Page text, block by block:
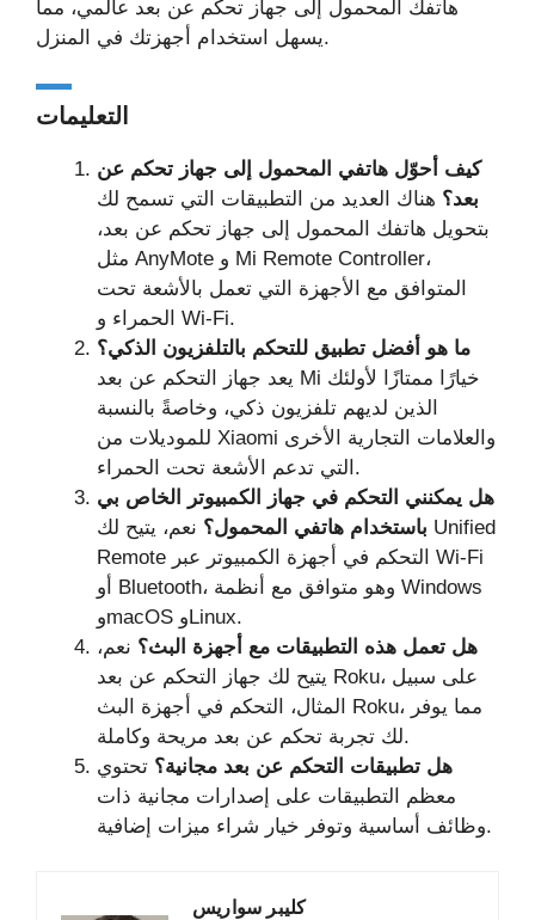
هاتفك المحمول إلى جهاز تحكم عن بعد عالمي، مما
يسهل استخدام أجهزتك في المنزل.
التعليمات
كيف أحوّل هاتفي المحمول إلى جهاز تحكم عن
بعد؟ هناك العديد من التطبيقات التي تسمح لك
بتحويل هاتفك المحمول إلى جهاز تحكم عن بعد،
مثل AnyMote و Mi Remote Controller،
المتوافق مع الأجهزة التي تعمل بالأشعة تحت
الحمراء و Wi-Fi.
ما هو أفضل تطبيق للتحكم بالتلفزيون الذكي؟
يعد جهاز التحكم عن بعد Mi خيارًا ممتازًا لأولئك
الذين لديهم تلفزيون ذكي، وخاصةً بالنسبة
للموديلات من Xiaomi والعلامات التجارية الأخرى
التي تدعم الأشعة تحت الحمراء.
هل يمكنني التحكم في جهاز الكمبيوتر الخاص بي
باستخدام هاتفي المحمول؟ نعم، يتيح لك Unified
Remote التحكم في أجهزة الكمبيوتر عبر Wi-Fi
أو Bluetooth، وهو متوافق مع أنظمة Windows
وmacOS وLinux.
هل تعمل هذه التطبيقات مع أجهزة البث؟ نعم،
يتيح لك جهاز التحكم عن بعد Roku، على سبيل
المثال، التحكم في أجهزة البث Roku، مما يوفر
لك تجربة تحكم عن بعد مريحة وكاملة.
هل تطبيقات التحكم عن بعد مجانية؟ تحتوي
معظم التطبيقات على إصدارات مجانية ذات
وظائف أساسية وتوفر خيار شراء ميزات إضافية.
كليبر سواريس